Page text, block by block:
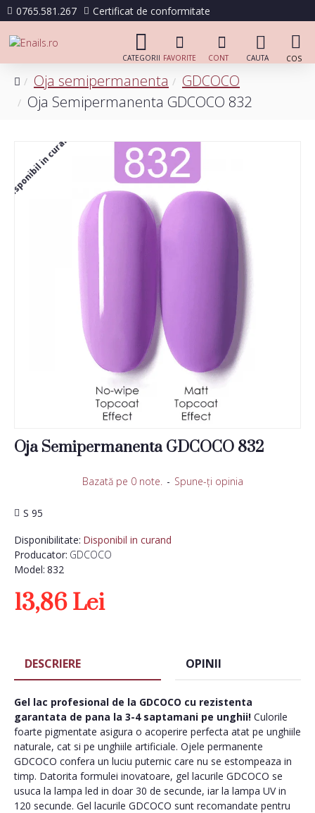
0765.581.267 Certificat de conformitate
Oja semipermanenta
GDCOCO
Oja Semipermanenta GDCOCO 832
Disponibil in curand
Oja Semipermanenta GDCOCO 832
Disponibilitate: Disponibil in curand
Producator: GDCOCO
Model: 832
S 95
Bazată pe 0 note. - Spune-ţi opinia
13,86 Lei
DESCRIERE OPINII
Gel lac profesional de la GDCOCO cu rezistenta
garantata de pana la 3-4 saptamani pe unghii! Culorile
foarte pigmentate asigura o acoperire perfecta atat pe unghiile
naturale, cat si pe unghiile artificiale. Ojele permanente
GDCOCO confera un luciu puternic care nu se estompeaza in
timp. Datorita formulei inovatoare, gel lacurile GDCOCO se
usuca la lampa led in doar 30 de secunde, iar la lampa UV in
120 secunde. Gel lacurile GDCOCO sunt recomandate pentru